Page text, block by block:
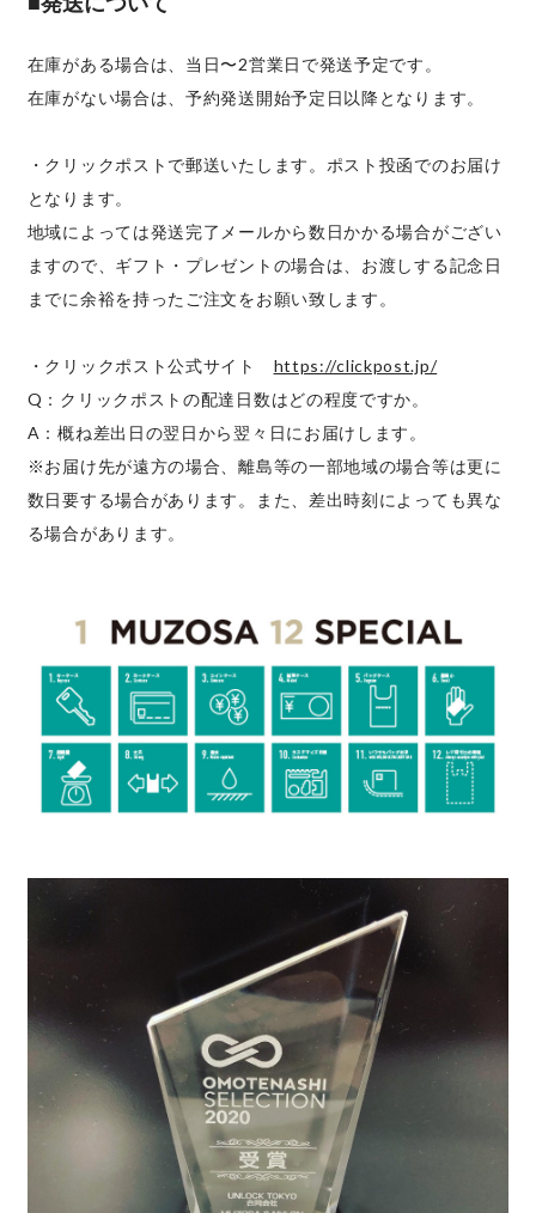
在庫がある場合は、当日〜2営業日で発送予定です。
在庫がない場合は、予約発送開始予定日以降となります。
・クリックポストで郵送いたします。ポスト投函でのお届け
となります。
地域によっては発送完了メールから数日かかる場合がござい
ますので、ギフト・プレゼントの場合は、お渡しする記念日
までに余裕を持ったご注文をお願い致します。
・クリックポスト公式サイト https://clickpost.jp/
Q：クリックポストの配達日数はどの程度ですか。
A：概ね差出日の翌日から翌々日にお届けします。
※お届け先が遠方の場合、離島等の一部地域の場合等は更に
数日要する場合があります。また、差出時刻によっても異な
る場合があります。